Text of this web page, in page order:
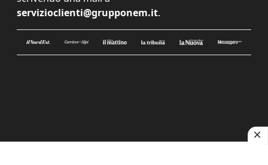
servizioclienti@grupponem.it.